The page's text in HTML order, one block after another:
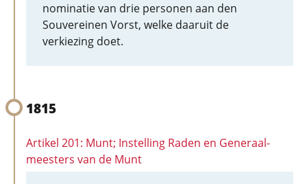
nominatie van drie personen aan den
Souvereinen Vorst, welke daaruit de
verkiezing doet.
1815
Artikel 201: Munt; Instelling Raden en Generaal-
meesters van de Munt